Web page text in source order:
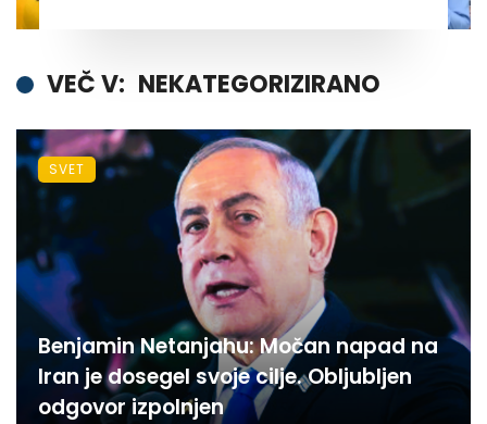
VEČ V: NEKATEGORIZIRANO
Benjamin Netanjahu: Močan napad na
Iran je dosegel svoje cilje. Obljubljen
odgovor izpolnjen
SVET